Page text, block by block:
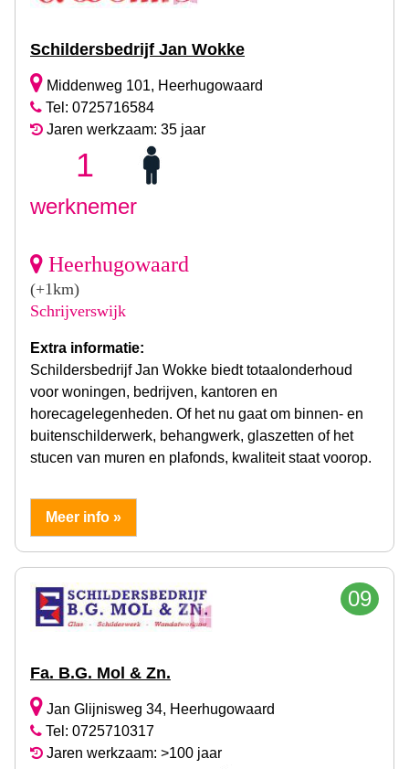
Schildersbedrijf Jan Wokke
Middenweg 101, Heerhugowaard
Tel: 0725716584
Jaren werkzaam: 35 jaar
1
werknemer
Heerhugowaard
(+1km)
Schrijverswijk
Extra informatie:
Schildersbedrijf Jan Wokke biedt totaalonderhoud
voor woningen, bedrijven, kantoren en
horecagelegenheden. Of het nu gaat om binnen- en
buitenschilderwerk, behangwerk, glaszetten of het
stucen van muren en plafonds, kwaliteit staat voorop.
Meer info »
09
Fa. B.G. Mol & Zn.
Jan Glijnisweg 34, Heerhugowaard
Tel: 0725710317
Jaren werkzaam: >100 jaar